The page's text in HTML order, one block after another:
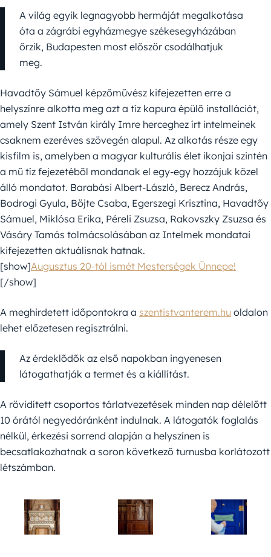
A világ egyik legnagyobb hermáját megalkotása
óta a zágrábi egyházmegye székesegyházában
őrzik, Budapesten most először csodálhatjuk
meg.
Havadtőy Sámuel képzőművész kifejezetten erre a
helyszínre alkotta meg azt a tíz kapura épülő installációt,
amely Szent István király Imre herceghez írt intelmeinek
csaknem ezeréves szövegén alapul. Az alkotás része egy
kisfilm is, amelyben a magyar kulturális élet ikonjai szintén
a mű tíz fejezetéből mondanak el egy-egy hozzájuk közel
álló mondatot. Barabási Albert-László, Berecz András,
Bodrogi Gyula, Böjte Csaba, Egerszegi Krisztina, Havadtőy
Sámuel, Miklósa Erika, Péreli Zsuzsa, Rakovszky Zsuzsa és
Vásáry Tamás tolmácsolásában az Intelmek mondatai
kifejezetten aktuálisnak hatnak.
[show]Augusztus 20-tól ismét Mesterségek Ünnepe!
[/show]
A meghirdetett időpontokra a szentistvanterem.hu oldalon
lehet előzetesen regisztrálni.
Az érdeklődők az első napokban ingyenesen
látogathatják a termet és a kiállítást.
A rövidített csoportos tárlatvezetések minden nap délelőtt
10 órától negyedóránként indulnak. A látogatók foglalás
nélkül, érkezési sorrend alapján a helyszínen is
becsatlakozhatnak a soron következő turnusba korlátozott
létszámban.